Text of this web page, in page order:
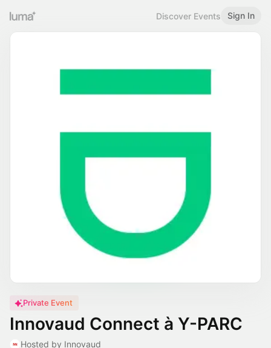
Discover Events Sign In
Private Event
Innovaud Connect à Y-PARC
Hosted by Innovaud